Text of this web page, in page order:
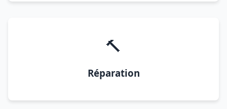
🔨
Réparation